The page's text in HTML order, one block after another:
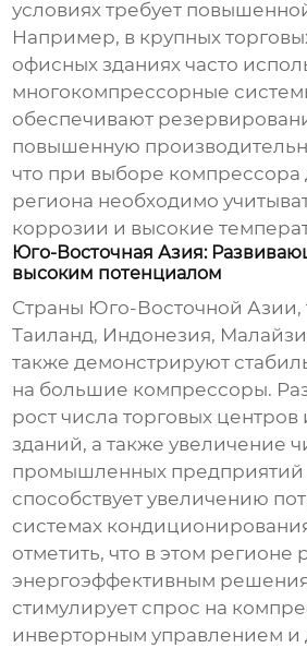
условиях требует
Например, в крупных
офисных зданиях часто
многокомпрессорные
обеспечивают
повышенную
что при выборе компрессора
региона необходимо
коррозии и высокие
Юго-Восточная Азия:
высоким потенциалом
Страны Юго-Восточной Азии,
Таиланд, Индонезия,
также демонстрируют
на большие компрессоры.
рост числа торговых
зданий, а также увеличение
промышленных предприятий
способствует увеличению
системах
отметить, что в этом регионе
энергоэффективным
стимулирует спрос на
инверторным управлением и